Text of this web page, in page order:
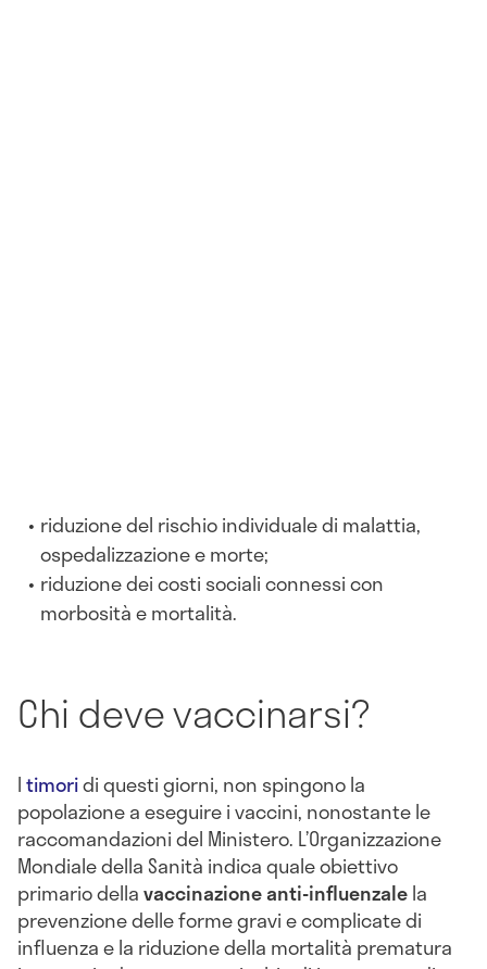
riduzione del rischio individuale di malattia,
ospedalizzazione e morte;
riduzione dei costi sociali connessi con
morbosità e mortalità.
Chi deve vaccinarsi?
Itimoridi questi giorni, non spingono la
popolazione a eseguire i vaccini, nonostante le
raccomandazioni del Ministero. L’Organizzazione
Mondiale della Sanità indica quale obiettivo
primario dellavaccinazione anti-influenzalela
prevenzione delle forme gravi e complicate di
influenza e la riduzione della mortalità prematura